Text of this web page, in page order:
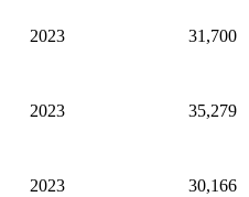
2023 31,700
2023 35,279
2023 30,166